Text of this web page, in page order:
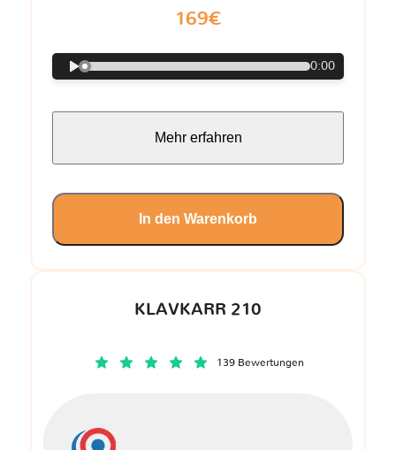
KLAVKARR 210
139 Bewertungen
169€
0:00
Mehr erfahren
In den Warenkorb